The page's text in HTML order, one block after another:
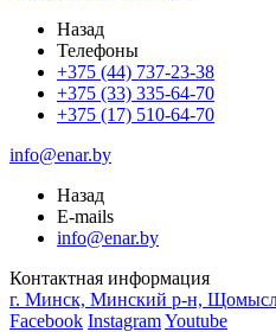
Назад
Телефоны
+375 (44) 737-23-38
+375 (33) 335-64-70
+375 (17) 510-64-70
info@enar.by
Назад
E-mails
info@enar.by
Контактная информация
г. Минск, Минский р-н,
Facebook InstagramYoutube